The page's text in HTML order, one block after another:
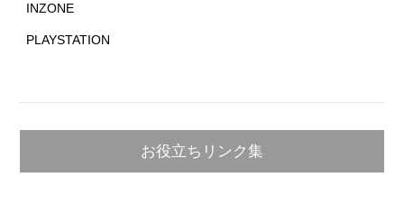
INZONE
PLAYSTATION
お役立ちリンク集